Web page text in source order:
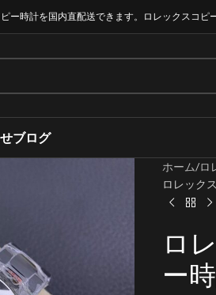
ー時計を国内直配送できます。ロレックスコピ
ブログ
ホーム ロ
ロレック
ロ
ー